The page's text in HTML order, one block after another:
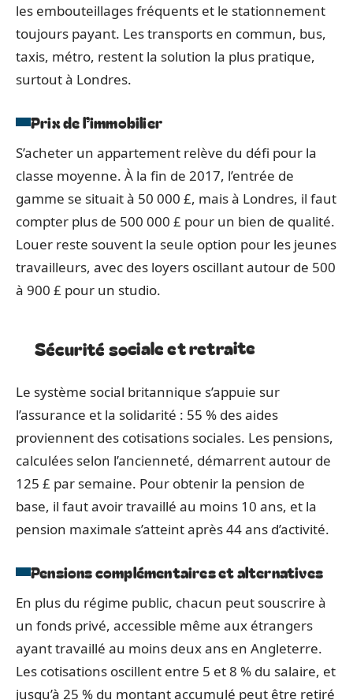
les embouteillages fréquents et le stationnement
toujours payant. Les transports en commun, bus,
taxis, métro, restent la solution la plus pratique,
surtout à Londres.
Prix de l’immobilier
S’acheter un appartement relève du défi pour la
classe moyenne. À la fin de 2017, l’entrée de
gamme se situait à 50 000 £, mais à Londres, il faut
compter plus de 500 000 £ pour un bien de qualité.
Louer reste souvent la seule option pour les jeunes
travailleurs, avec des loyers oscillant autour de 500
à 900 £ pour un studio.
Sécurité sociale et retraite
Le système social britannique s’appuie sur
l’assurance et la solidarité : 55 % des aides
proviennent des cotisations sociales. Les pensions,
calculées selon l’ancienneté, démarrent autour de
125 £ par semaine. Pour obtenir la pension de
base, il faut avoir travaillé au moins 10 ans, et la
pension maximale s’atteint après 44 ans d’activité.
Pensions complémentaires et alternatives
En plus du régime public, chacun peut souscrire à
un fonds privé, accessible même aux étrangers
ayant travaillé au moins deux ans en Angleterre.
Les cotisations oscillent entre 5 et 8 % du salaire, et
jusqu’à 25 % du montant accumulé peut être retiré